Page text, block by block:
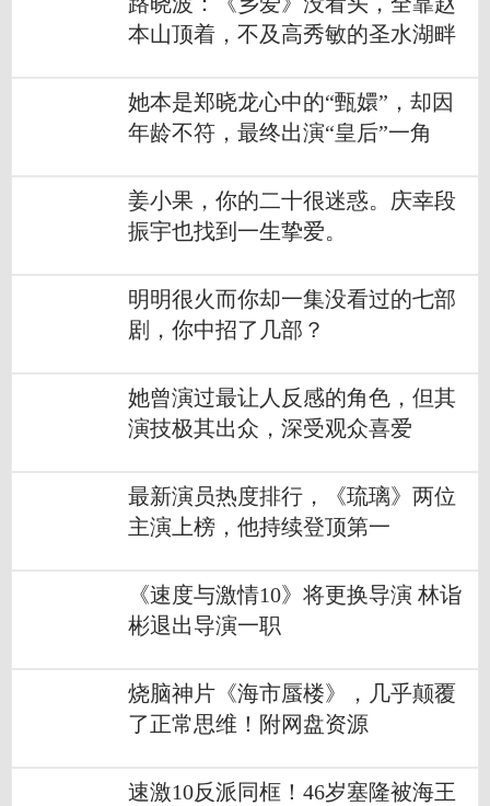
本山顶着，不及高秀敏的圣水湖畔
她本是郑晓龙心中的“甄嬛”，却因
年龄不符，最终出演“皇后”一角
姜小果，你的二十很迷惑。庆幸段
振宇也找到一生挚爱。
明明很火而你却一集没看过的七部
剧，你中招了几部？
她曾演过最让人反感的角色，但其
演技极其出众，深受观众喜爱
最新演员热度排行，《琉璃》两位
主演上榜，他持续登顶第一
《速度与激情10》将更换导演 林诣
彬退出导演一职
烧脑神片《海市蜃楼》，几乎颠覆
了正常思维！附网盘资源
速激10反派同框！46岁塞隆被海王